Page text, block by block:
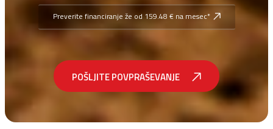
Preverite financiranje že od 159.48 € na mesec*
POŠLJITE POVPRAŠEVANJE